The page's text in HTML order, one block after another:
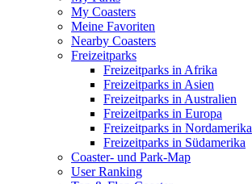
My Coasters
Meine Favoriten
Nearby Coasters
Freizeitparks
Freizeitparks in Afrika
Freizeitparks in Asien
Freizeitparks in Australien
Freizeitparks in Europa
Freizeitparks in Nordamerika
Freizeitparks in Südamerika
Coaster- und Park-Map
User Ranking